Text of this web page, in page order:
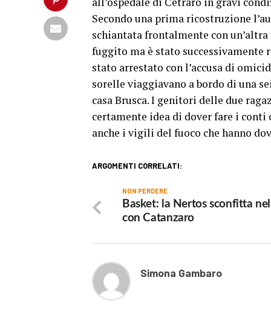
Secondo una prima ricostruzione
schiantata frontalmente con
fuggito ma è stato successivamente
stato arrestato con l’accusa di
sorelle viaggiavano a bordo di una
casa Brusca. I genitori delle due
certamente idea di dover fare i
anche i vigili del fuoco che hanno
ARGOMENTI CORRELATI:
NON PERDERE
Basket: la Nertos sconfitta
con Catanzaro
Simona Gambaro